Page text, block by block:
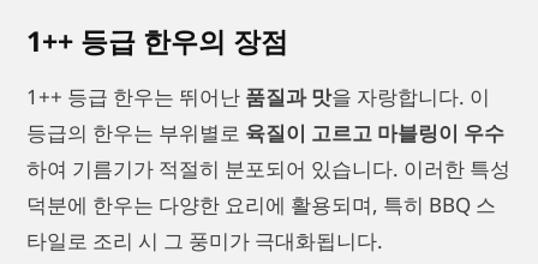
1++ 등급 한우의 장점
1++ 등급 한우는 뛰어난 품질과 맛을 자랑합니다. 이
등급의 한우는 부위별로 육질이 고르고 마블링이 우수
하여 기름기가 적절히 분포되어 있습니다. 이러한 특성
덕분에 한우는 다양한 요리에 활용되며, 특히 BBQ 스
타일로 조리 시 그 풍미가 극대화됩니다.